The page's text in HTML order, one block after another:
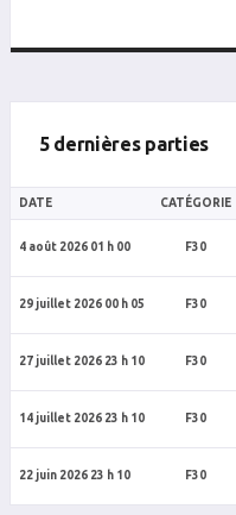
5 dernières parties
DATE CATÉGORIE
4 août 2026 01 h 00 F30
29 juillet 2026 00 h 05 F30
27 juillet 2026 23 h 10 F30
14 juillet 2026 23 h 10 F30
22 juin 2026 23 h 10 F30